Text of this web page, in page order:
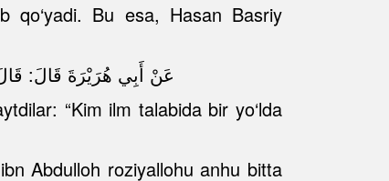
qo‘yadi. Bu esa, Hasan Basriy
عَنْ أَبِي هُرَيْرَةَ قَالَ:
“Kim ilm talabida bir yo‘lda
Abdulloh roziyallohu anhu bitta